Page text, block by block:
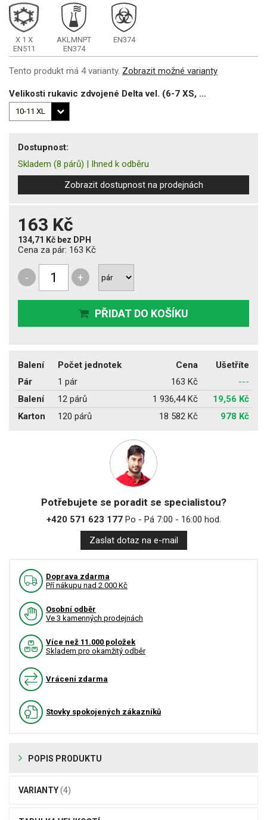
X 1 X
EN511
AKLMNPT
EN374
EN374
Tento produkt má 4 varianty. Zobrazit možné varianty
Velikosti rukavic zdvojené Delta vel. (6-7 XS, ...
Dostupnost:
Skladem (8 párů) | Ihned k odběru
Zobrazit dostupnost na prodejnách
163 Kč
134,71 Kč bez DPH
Cena za pár: 163 Kč
- +
PŘIDAT DO KOŠÍKU
Balení Počet jednotek Cena
Ušetříte
Pár
1 pár 163 Kč
---
Balení
12 párů 1 936,44 Kč
19,56 Kč
Karton
120 párů 18 582 Kč 978 Kč
Potřebujete se poradit se specialistou?
+420 571 623 177Po - Pá 7:00 - 16:00 hod.
Zaslat dotaz na e-mail
Doprava zdarma
Pří nákupu nad 2.000 Kč
Osobní odběr
Ve 3 kamenných prodejnách
Více než 11.000 položek
Skladem pro okamžitý odběr
Vrácení zdarma
Stovky spokojených zákazníků
POPIS PRODUKTU
VARIANTY(4)